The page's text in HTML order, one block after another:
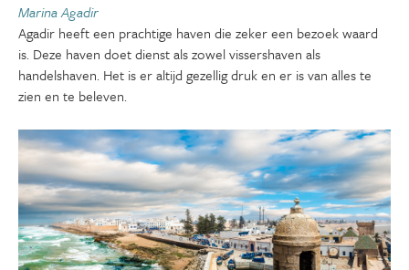
Marina Agadir
Agadir heeft een prachtige haven die zeker een bezoek waard
is. Deze haven doet dienst als zowel vissershaven als
handelshaven. Het is er altijd gezellig druk en er is van alles te
zien en te beleven.